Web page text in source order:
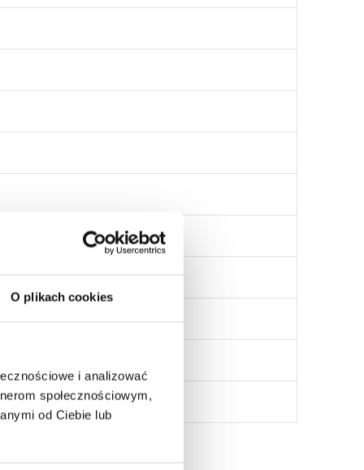
O plikach cookies
i analizować
społecznościowym,
od Ciebie lub